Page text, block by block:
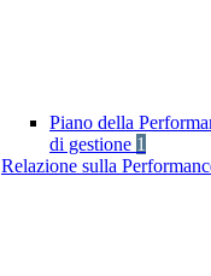
Piano della
di gestione 1
Relazione sulla